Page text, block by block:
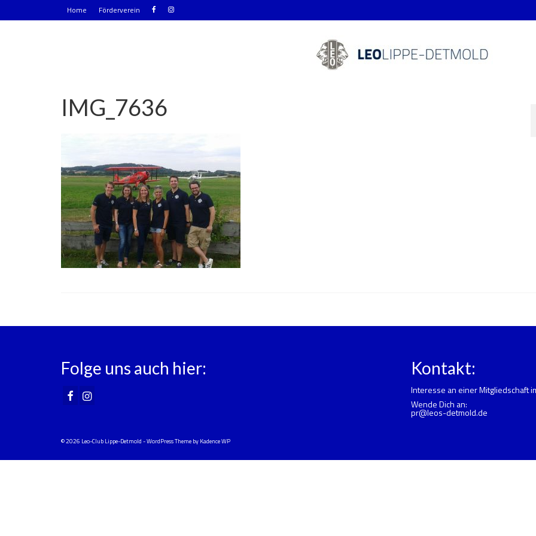
Home Förderverein
IMG_7636
Folge uns auch hier: Kontakt:
Interesse an einer Mitgliedschaft
Wende Dich an:
pr@leos-detmold.de
© 2026 Leo-Club Lippe-Detmold - WordPress Theme by Kadence WP